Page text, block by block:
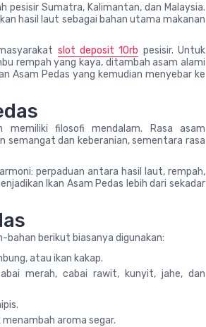
pesisir Sumatra, Kalimantan, dan Malaysia.
hasil laut sebagai bahan utama makanan
slot deposit 10rb pesisir. Untuk
rempah yang kaya, ditambah asam alami
Asam Pedas yang kemudian menyebar ke
memiliki filosofi mendalam. Rasa asam
semangat dan keberanian, sementara rasa
perpaduan antara hasil laut, rempah,
Ikan Asam Pedas lebih dari sekadar
bahan berikut biasanya digunakan:
atau ikan kakap.
merah, cabai rawit, kunyit, jahe, dan
aroma segar.